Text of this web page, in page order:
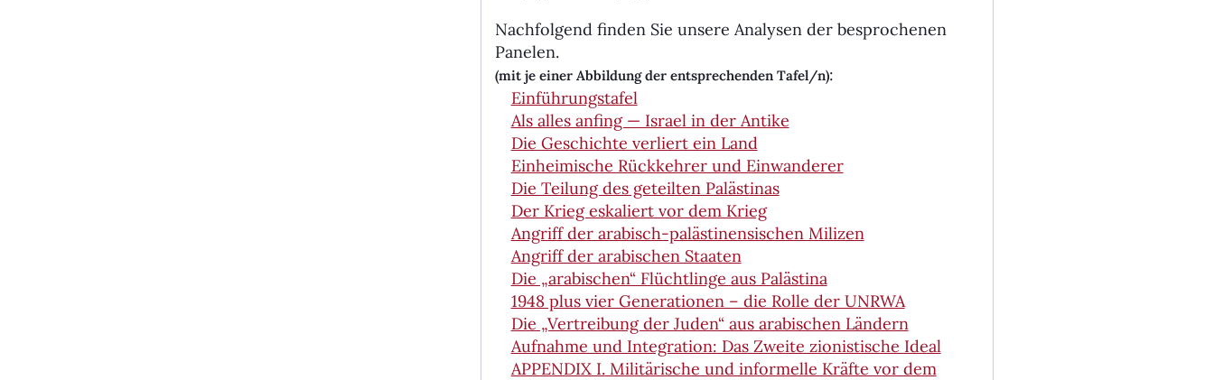
Nachfolgend finden Sie unsere Analysen der besprochenen
Panelen.
(mit je einer Abbil­dung der entsprechen­den Tafel/n):
Einführungstafel
Als alles anfing — Israel in der Antike
Die Geschichte verliert ein Land
Einheimische Rückkehrer und Einwanderer
Die Teilung des geteilten Palästinas
Der Krieg eskaliert vor dem Krieg
Angriff der arabisch-palästinensischen Milizen
Angriff der arabischen Staaten
Die „arabischen“ Flüchtlinge aus Palästina
1948 plus vier Generationen – die Rolle der UNRWA
Die „Vertreibung der Juden“ aus arabischen Ländern
Aufnahme und Integration: Das Zweite zionistische Ideal
APPENDIX I.Militärische und informelle Kräfte vor dem